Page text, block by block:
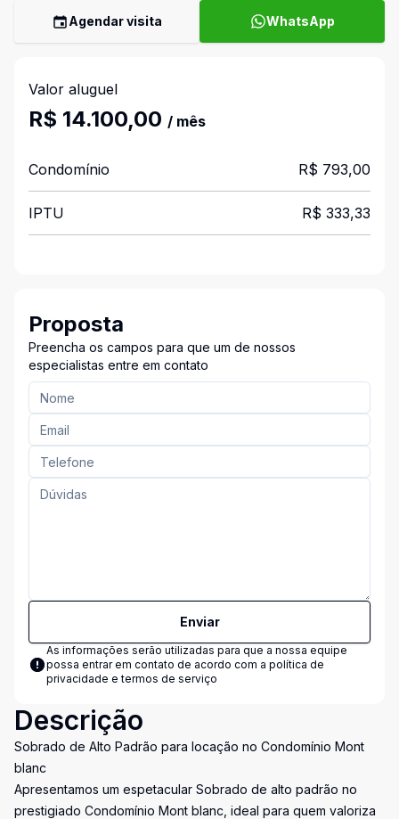
Agendar visita WhatsApp
Valor aluguel
R$ 14.100,00 / mês
Condomínio R$ 793,00
IPTU R$ 333,33
Proposta
Preencha os campos para que um de nossos
especialistas entre em contato
Enviar
As informações serão utilizadas para que a nossa equipe
possa entrar em contato de acordo com a política de
privacidade e termos de serviço
Descrição
Sobrado de Alto Padrão para locação no Condomínio Mont
blanc
Apresentamos um espetacular Sobrado de alto padrão no
prestigiado Condomínio Mont blanc, ideal para quem valoriza